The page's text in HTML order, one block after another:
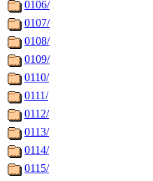
0106/
0107/
0108/
0109/
0110/
0111/
0112/
0113/
0114/
0115/